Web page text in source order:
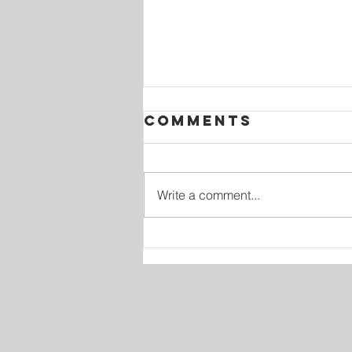
Tu primer
ministerio
Comments
Write a comment...